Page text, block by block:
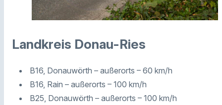
Landkreis Donau-Ries
B16, Donauwörth – außerorts – 60 km/h
B16, Rain – außerorts – 100 km/h
B25, Donauwörth – außerorts – 100 km/h